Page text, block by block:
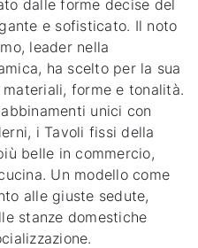
dalle forme decise del
e sofisticato. Il noto
leader nella
ha scelto per la sua
forme e tonalità.
unici con
i Tavoli fissi della
belle in commercio,
Un modello come
alle giuste sedute,
stanze domestiche